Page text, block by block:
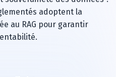
adoptent la
au RAG pour garantir